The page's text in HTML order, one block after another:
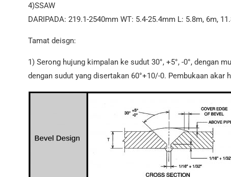
4)SSAW
DARIPADA: 219.1-2540mm WT: 5.4-25.4mm L: 5.8m, 6m,
Tamat deisgn:
1) Serong hujung kimpalan ke sudut 30°, +5°, -0°, dengan
dengan sudut yang disertakan 60°+10/-0. Pembukaan akar